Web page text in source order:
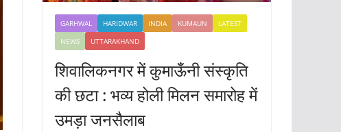
GARHWAL HARIDWAR INDIA KUMAUN
LATEST
NEWS
UTTARAKHAND
शिवालिकनगर में कुमाऊँनी संस्कृति
की छटा : भव्य होली मिलन समारोह में
उमड़ा जनसैलाब